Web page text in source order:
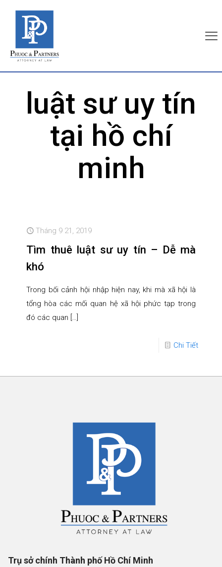
luật sư uy tín
tại hồ chí
minh
Tháng 9 21, 2019
Tìm thuê luật sư uy tín – Dễ mà
khó
Trong bối cảnh hội nhập hiện nay, khi mà xã hội là
tổng hòa các mối quan hệ xã hội phức tạp trong
đó các quan […]
Chi Tiết
Trụ sở chính Thành phố Hồ Chí Minh